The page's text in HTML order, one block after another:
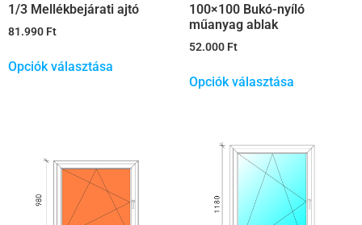
1/3 Mellékbejárati ajtó
81.990 Ft
Opciók választása
100×100 Bukó-nyíló
műanyag ablak
52.000 Ft
Opciók választása